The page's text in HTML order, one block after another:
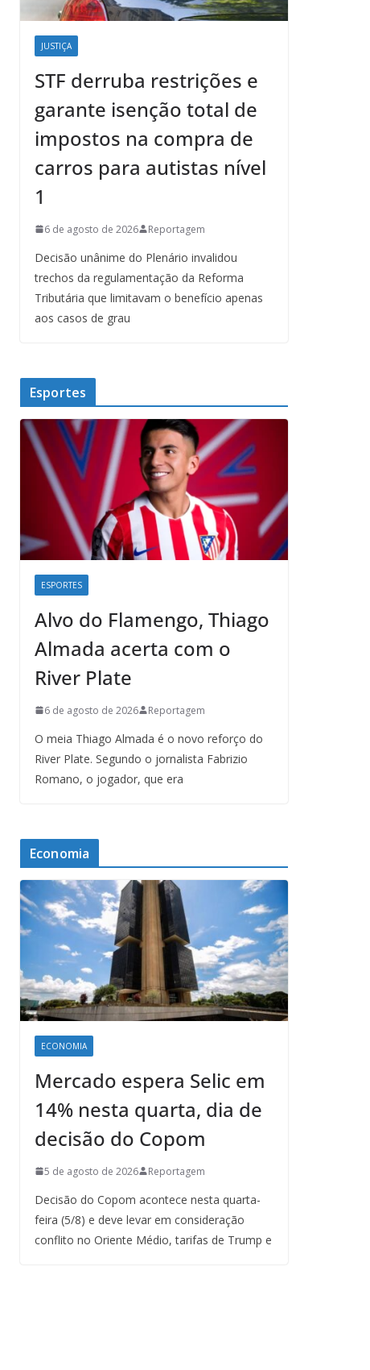
JUSTIÇA
STF derruba restrições e
garante isenção total de
impostos na compra de
carros para autistas nível
1
6 de agosto de 2026 Reportagem
Decisão unânime do Plenário invalidou
trechos da regulamentação da Reforma
Tributária que limitavam o benefício apenas
aos casos de grau
Esportes
ESPORTES
Alvo do Flamengo, Thiago
Almada acerta com o
River Plate
6 de agosto de 2026 Reportagem
O meia Thiago Almada é o novo reforço do
River Plate. Segundo o jornalista Fabrizio
Romano, o jogador, que era
Economia
ECONOMIA
Mercado espera Selic em
14% nesta quarta, dia de
decisão do Copom
5 de agosto de 2026 Reportagem
Decisão do Copom acontece nesta quarta-
feira (5/8) e deve levar em consideração
conflito no Oriente Médio, tarifas de Trump e